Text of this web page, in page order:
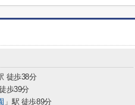
徒歩38分
歩39分
」駅 徒歩89分